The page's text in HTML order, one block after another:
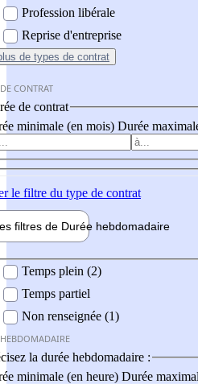
Profession libérale
Reprise d'entreprise
de types de contrat
CONTRAT
de contrat
minimale (en mois) Durée
le filtre du type de contrat
filtres de Durée hebdomadaire
Temps plein (2)
Temps partiel
Non renseignée (1)
la durée hebdomadaire :
minimale (en heure) Durée